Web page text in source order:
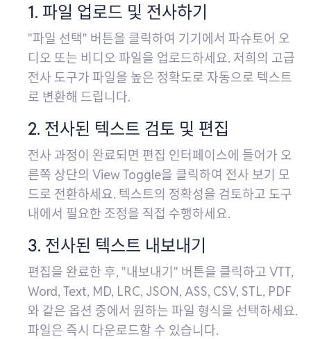
1. 파일 업로드 및 전사하기
"파일 선택" 버튼을 클릭하여 기기에서 파슈토어 오
디오 또는 비디오 파일을 업로드하세요. 저희의 고급
전사 도구가 파일을 높은 정확도로 자동으로 텍스트
로 변환해 드립니다.
2. 전사된 텍스트 검토 및 편집
전사 과정이 완료되면 편집 인터페이스에 들어가 오
른쪽 상단의 View Toggle을 클릭하여 전사 보기 모
드로 전환하세요. 텍스트의 정확성을 검토하고 도구
내에서 필요한 조정을 직접 수행하세요.
3. 전사된 텍스트 내보내기
편집을 완료한 후, "내보내기" 버튼을 클릭하고 VTT,
Word, Text, MD, LRC, JSON, ASS, CSV, STL, PDF
와 같은 옵션 중에서 원하는 파일 형식을 선택하세요.
파일은 즉시 다운로드할 수 있습니다.